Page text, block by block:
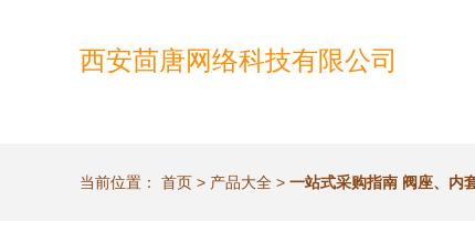
西安茴唐网络科技有限公司
当前位置： 首页 > 产品大全 > 一站式采购指南 阀座、内